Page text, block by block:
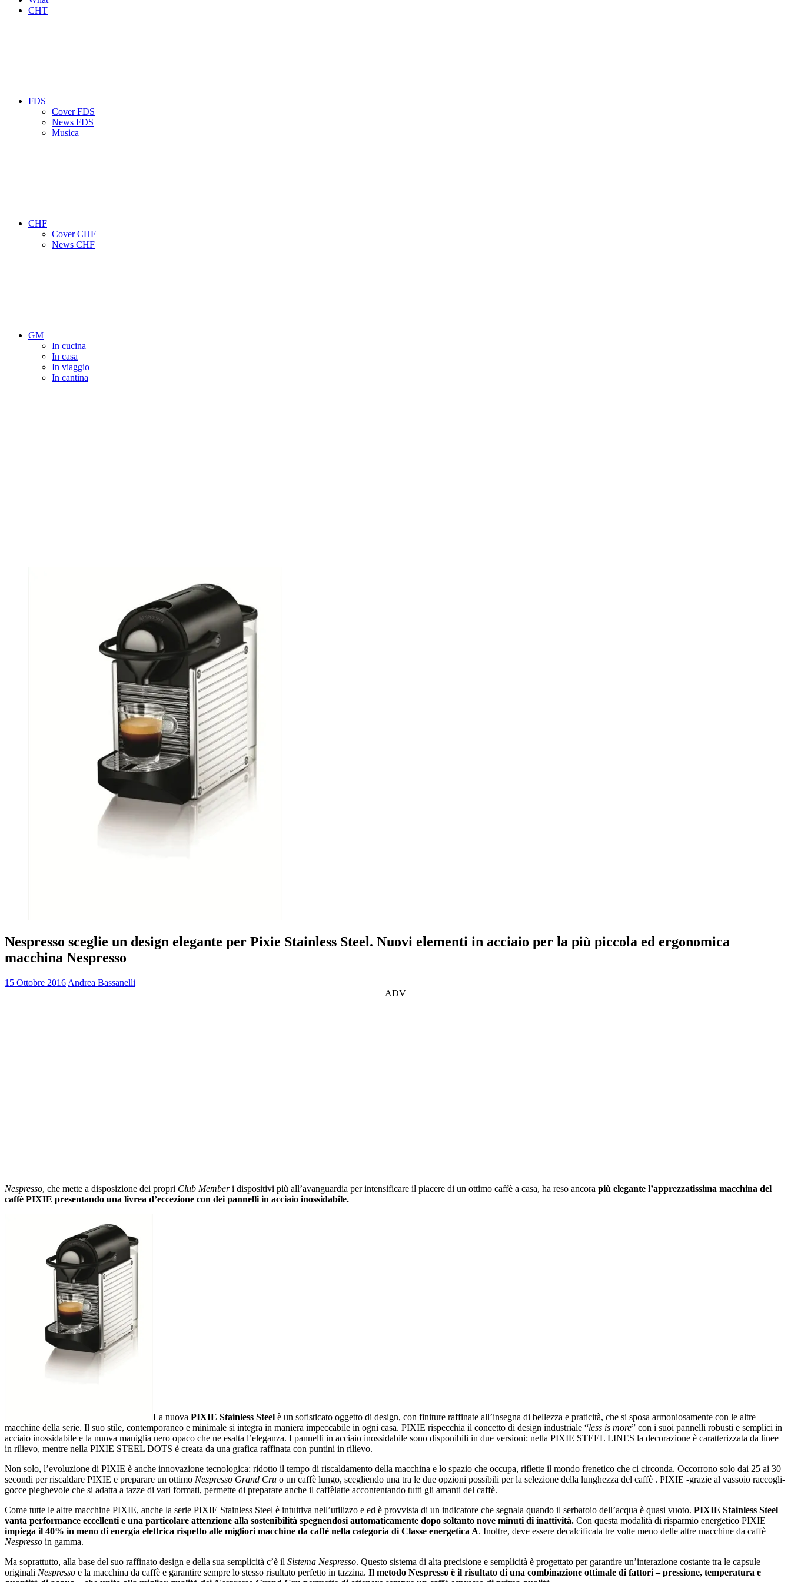
CHT
FDS
Cover FDS
News FDS
Musica
CHF
Cover CHF
News CHF
GM
In cucina
In casa
In viaggio
In cantina
Nespresso sceglie un design elegante per Pixie Stainless Steel. Nuovi elementi in acciaio per la più piccola ed ergonomica
macchina Nespresso
15 Ottobre 2016 Andrea Bassanelli
ADV
Nespresso, che mette a disposizione dei propri Club Memberi dispositivi più all’avanguardia per intensificare il piacere di un ottimo caffè a casa, ha reso ancora più elegante l’apprezzatissima macchina del
caffè PIXIE presentando una livrea d’eccezione con dei pannelli in acciaio inossidabile.
La nuova PIXIE Stainless Steel è un sofisticato oggetto di design, con finiture raffinate all’insegna di bellezza e praticità, che si sposa armoniosamente con le altre
macchine della serie. Il suo stile, contemporaneo e minimale si integra in maniera impeccabile in ogni casa. PIXIE rispecchia il concetto di design industriale “less is more” con i suoi pannelli robusti e semplici in
acciaio inossidabile e la nuova maniglia nero opaco che ne esalta l’eleganza. I pannelli in acciaio inossidabile sono disponibili in due versioni: nella PIXIE STEEL LINES la decorazione è caratterizzata da linee
in rilievo, mentre nella PIXIE STEEL DOTS è creata da una grafica raffinata con puntini in rilievo.
Non solo, l’evoluzione di PIXIE è anche innovazione tecnologica: ridotto il tempo di riscaldamento della macchina e lo spazio che occupa, riflette il mondo frenetico che ci circonda. Occorrono solo dai 25 ai 30
secondi per riscaldare PIXIE e preparare un ottimo Nespresso Grand Cru o un caffè lungo, scegliendo una tra le due opzioni possibili per la selezione della lunghezza del caffè . PIXIE -grazie al vassoio raccogli-
gocce pieghevole che si adatta a tazze di vari formati, permette di preparare anche il caffèlatte accontentando tutti gli amanti del caffè.
Come tutte le altre macchine PIXIE, anche la serie PIXIE Stainless Steel è intuitiva nell’utilizzo e ed è provvista di un indicatore che segnala quando il serbatoio dell’acqua è quasi vuoto. PIXIE Stainless Steel
vanta performance eccellenti e una particolare attenzione alla sostenibilità spegnendosi automaticamente dopo soltanto nove minuti di inattività. Con questa modalità di risparmio energetico PIXIE
impiega il 40% in meno di energia elettrica rispetto alle migliori macchine da caffè nella categoria di Classe energetica A. Inoltre, deve essere decalcificata tre volte meno delle altre macchine da caffè
Nespresso in gamma.
Ma soprattutto, alla base del suo raffinato design e della sua semplicità c’è il Sistema Nespresso. Questo sistema di alta precisione e semplicità è progettato per garantire un’interazione costante tra le capsule
originali Nespresso e la macchina da caffè e garantire sempre lo stesso risultato perfetto in tazzina. Il metodo Nespresso è il risultato di una combinazione ottimale di fattori – pressione, temperatura e